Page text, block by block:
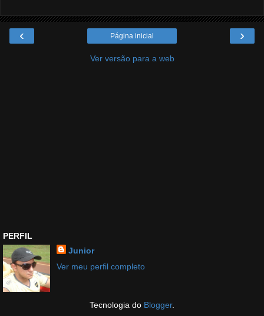
‹ ›
Página inicial
Ver versão para a web
PERFIL
Junior
Ver meu perfil completo
Tecnologia do Blogger.